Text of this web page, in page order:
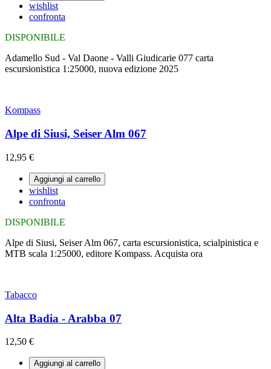
wishlist
confronta
DISPONIBILE
Adamello Sud - Val Daone - Valli Giudicarie 077 carta
escursionistica 1:25000, nuova edizione 2025
Kompass
Alpe di Siusi, Seiser Alm 067
12,95 €
Aggiungi al carrello
wishlist
confronta
DISPONIBILE
Alpe di Siusi, Seiser Alm 067, carta escursionistica, scialpinistica e
MTB scala 1:25000, editore Kompass. Acquista ora
Tabacco
Alta Badia - Arabba 07
12,50 €
Aggiungi al carrello